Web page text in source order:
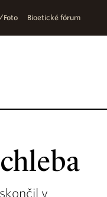
Foto Bioetické fórum
v